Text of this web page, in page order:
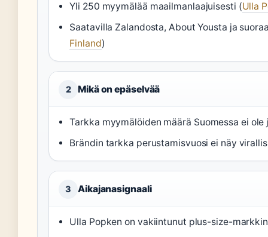
Yli 250 myymälää maailmanlaajuisesti (Ulla
Saatavilla Zalandosta, About Yousta ja
Finland)
2 Mikä on epäselvää
Tarkka myymälöiden määrä Suomessa ei
Brändin tarkka perustamisvuosi ei näy
3 Aikajanasignaali
Ulla Popken on vakiintunut plus-size-